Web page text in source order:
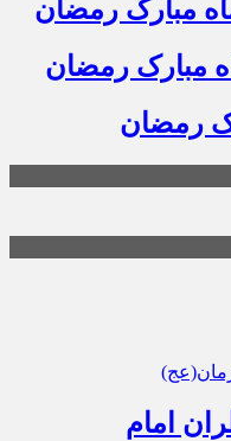
مبارک رمضان
مبارک رمضان
رمضان
امام